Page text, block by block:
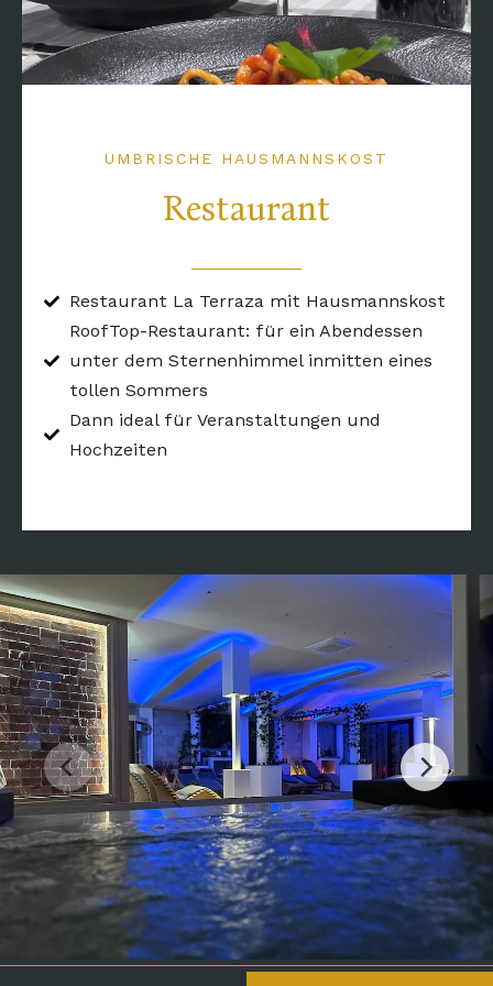
UMBRISCHE HAUSMANNSKOST
Restaurant
Restaurant La Terraza mit Hausmannskost
RoofTop-Restaurant: für ein Abendessen
unter dem Sternenhimmel inmitten eines
tollen Sommers
Dann ideal für Veranstaltungen und
Hochzeiten
Home
Vitanova Spa & Wellness
Restaurant
Zimmer & Suiten
Sonderangeboten
Kongresszentrum